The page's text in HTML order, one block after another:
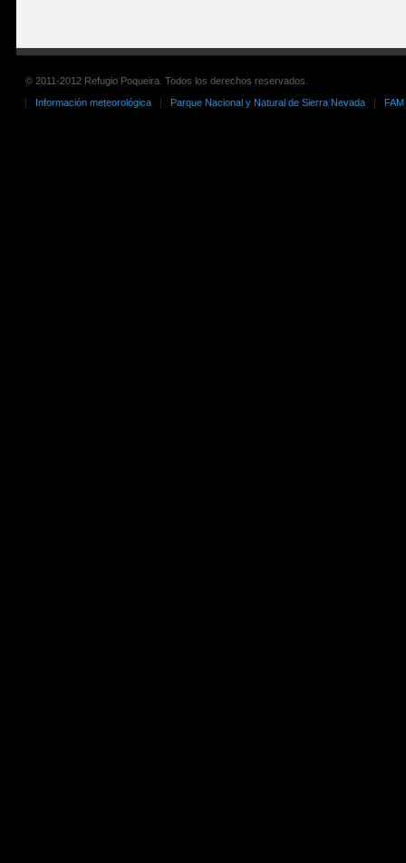
© 2011-2012 Refugio Poqueira. Todos los derechos reservados.
Información meteorológica
Parque Nacional y Natural de Sierra Nevada FAM